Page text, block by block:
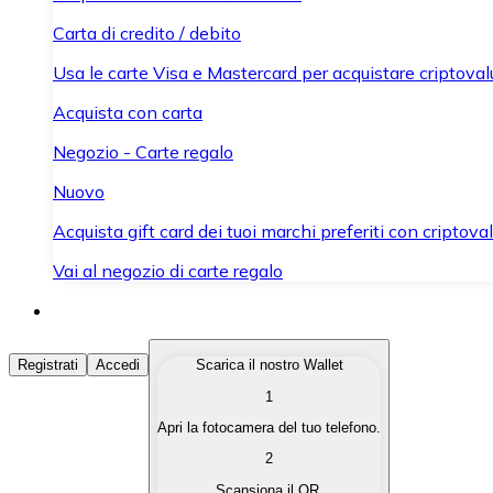
Carta di credito / debito
Usa le carte Visa e Mastercard per acquistare
Acquista con carta
Negozio - Carte regalo
Nuovo
Acquista gift card dei tuoi marchi preferiti con
Vai al negozio di carte regalo
Acquista Criptovalute
Acquista le criptovalute che ti interessano in modo
Converti le tue criptovalute in valuta fiat quando ne hai
Registrati Accedi
Scarica il nostro Wallet
1
Apri la fotocamera del tuo telefono.
2